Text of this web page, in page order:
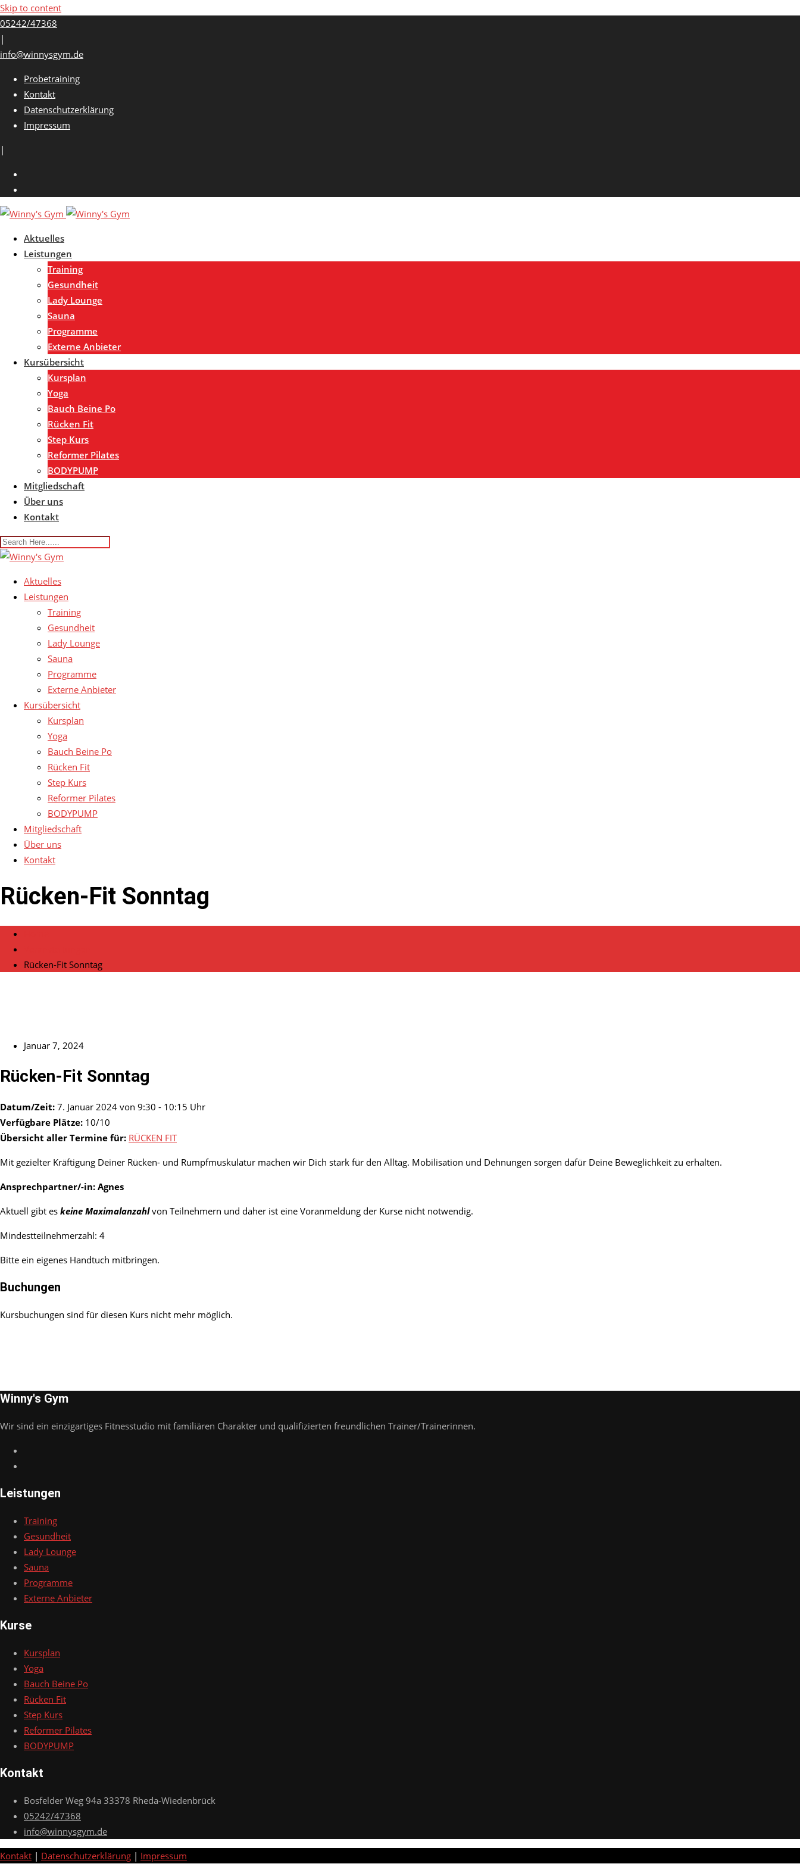
Skip to content
05242/47368
|
info@winnysgym.de
Probetraining
Kontakt
Datenschutzerklärung
Impressum
|
Aktuelles
Leistungen
Training
Gesundheit
Lady Lounge
Sauna
Programme
Externe Anbieter
Kursübersicht
Kursplan
Yoga
Bauch Beine Po
Rücken Fit
Step Kurs
Reformer Pilates
BODYPUMP
Mitgliedschaft
Über uns
Kontakt
Aktuelles
Leistungen
Training
Gesundheit
Lady Lounge
Sauna
Programme
Externe Anbieter
Kursübersicht
Kursplan
Yoga
Bauch Beine Po
Rücken Fit
Step Kurs
Reformer Pilates
BODYPUMP
Mitgliedschaft
Über uns
Kontakt
Rücken-Fit Sonntag
Rücken-Fit Sonntag
Januar 7, 2024
Rücken-Fit Sonntag
Datum/Zeit: 7. Januar 2024 von 9:30 - 10:15 Uhr
Verfügbare Plätze: 10/10
Übersicht aller Termine für: RÜCKEN FIT
Mit gezielter Kräftigung Deiner Rücken- und Rumpfmuskulatur machen wir Dich stark für den Alltag. Mobilisation und Dehnungen sorgen dafür Deine Beweglichkeit zu erhalten.
Ansprechpartner/-in: Agnes
Aktuell gibt es keine Maximalanzahlvon Teilnehmern und daher ist eine Voranmeldung der Kurse nicht notwendig.
Mindestteilnehmerzahl: 4
Bitte ein eigenes Handtuch mitbringen.
Buchungen
Kursbuchungen sind für diesen Kurs nicht mehr möglich.
Winny's Gym
Wir sind ein einzigartiges Fitnesstudio mit familiären Charakter und qualifizierten freundlichen Trainer/Trainerinnen.
Leistungen
Training
Gesundheit
Lady Lounge
Sauna
Programme
Externe Anbieter
Kurse
Kursplan
Yoga
Bauch Beine Po
Rücken Fit
Step Kurs
Reformer Pilates
BODYPUMP
Kontakt
Bosfelder Weg 94a 33378 Rheda-Wiedenbrück
05242/47368
info@winnysgym.de
Kontakt | Datenschutzerklärung | Impressum